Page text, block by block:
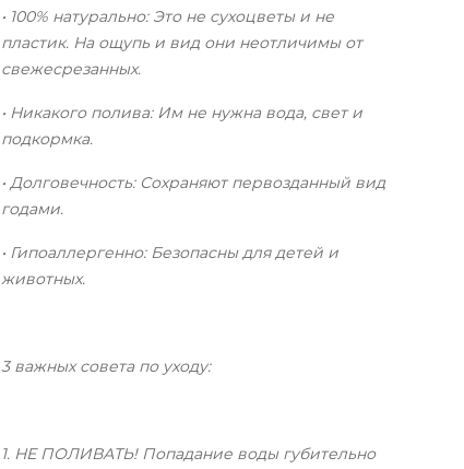
• 100% натурально: Это не сухоцветы и не
пластик. На ощупь и вид они неотличимы от
свежесрезанных.
• Никакого полива: Им не нужна вода, свет и
подкормка.
• Долговечность: Сохраняют первозданный вид
годами.
• Гипоаллергенно: Безопасны для детей и
животных.
3 важных совета по уходу:
1. НЕ ПОЛИВАТЬ! Попадание воды губительно